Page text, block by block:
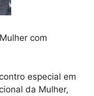
com
especial em
da Mulher,